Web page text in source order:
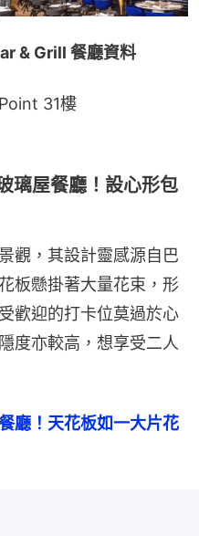
& Grill 餐廳資料
31樓
璃屋餐廳！設心形包
觀，其設計靈感源自巴
板懸掛著大量花束，形
歡迎的打卡位莫過於心
度亦較高，想享受二人
廳！天花板如一大片花